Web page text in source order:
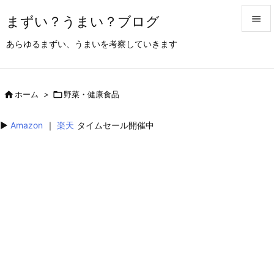
まずい？うまい？ブログ
あらゆるまずい、うまいを考察していきます

ホーム > 野菜・健康食品
▶︎ Amazon ｜ 楽天 タイムセール開催中